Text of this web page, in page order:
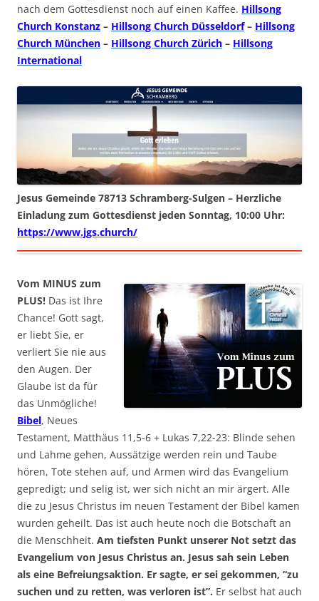
nach dem Gottesdienst noch auf einen Kaffee. Hillsong
Church Konstanz – Hillsong Church Düsseldorf– Hillsong
Church München – Hillsong Church Zürich – Hillsong
International
Jesus Gemeinde 78713 Schramberg-Sulgen – Herzliche
Einladung zum Gottesdienst jeden Sonntag, 10:00 Uhr:
https://www.jgs.church/
Vom MINUS zum
PLUS! Das ist Ihre
Chance! Gott sagt,
er liebt Sie, er
verliert Sie nie aus
den Augen. Der
Glaube ist da für
das Unmögliche!
Bibel, Neues
Testament, Matthäus 11,5-6 + Lukas 7,22-23: Blinde sehen
und Lahme gehen, Aussätzige werden rein und Taube
hören, Tote stehen auf, und Armen wird das Evangelium
gepredigt; und selig ist, wer sich nicht an mir ärgert. Alle
die zu Jesus Christus im neuen Testament der Bibel kamen
wurden geheilt. Das ist auch heute noch die Botschaft an
die Menschheit. Am tiefsten Punkt unserer Not setzt das
Evangelium von Jesus Christus an. Jesus sah sein Leben
als eine Befreiungsaktion. Er sagte, er sei gekommen, “zu
suchen und zu retten, was verloren ist”. Er selbst hat auch